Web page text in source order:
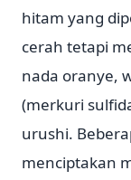
hitam yang
cerah tetapi
nada oranye,
(merkuri
urushi.
menciptakan